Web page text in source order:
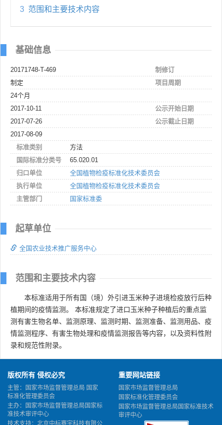
3 范围和主要技术内容
基础信息
20171748-T-469
制修订
制定
项目周期
24个月
2017-10-11
公示开始日期
2017-07-26
公示截止日期
2017-08-09
标准类别
方法
国际标准分类号
65.020.01
归口单位
全国植物检疫标准化技术委员会
执行单位
全国植物检疫标准化技术委员会
主管部门
国家标准委
起草单位
全国农业技术推广服务中心
范围和主要技术内容
本标准适用于所有国（境）外引进玉米种子进境检疫放行后种
植期间的疫情监测。 本标准规定了进口玉米种子种植后的重点监
测有害生物名单、监测原理、监测时期、监测准备、监测用品、疫
情监测程序、有害生物处理和疫情监测报告等内容，以及资料性附
录和规范性附录。
版权所有 侵权必究
主管：国家市场监督管理总局 国家
标准化管理委员会
主办：国家市场监督管理总局国家标
准技术审评中心
技术支持：北京中标赛宇科技有限公
重要网站链接
国家市场监督管理总局
国家标准化管理委员会
国家市场监督管理总局国家标准技术
审评中心